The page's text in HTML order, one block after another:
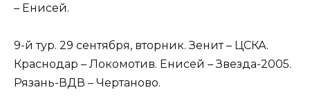
– Енисей.
9-й тур. 29 сентября, вторник. Зенит – ЦСКА.
Краснодар – Локомотив. Енисей – Звезда-2005.
Рязань-ВДВ – Чертаново.